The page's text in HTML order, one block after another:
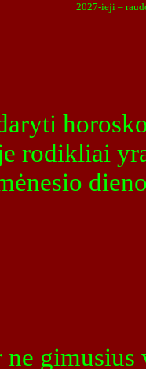
2027-ieji –
rodikliai
ne